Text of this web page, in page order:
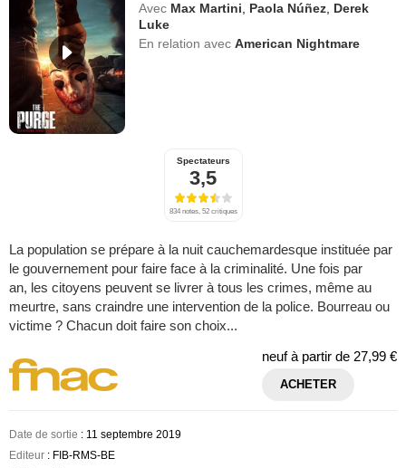
Avec Max Martini Paola Núñez Derek
Luke
En relation avec American Nightmare
Spectateurs
3,5
834 notes, 52 critiques
La population se prépare à la nuit cauchemardesque instituée par
le gouvernement pour faire face à la criminalité. Une fois par
an, les citoyens peuvent se livrer à tous les crimes, même au
meurtre, sans craindre une intervention de la police. Bourreau ou
victime ? Chacun doit faire son choix...
neuf à partir de 27,99 €
ACHETER
Date de sortie : 11 septembre 2019
Editeur : FIB-RMS-BE